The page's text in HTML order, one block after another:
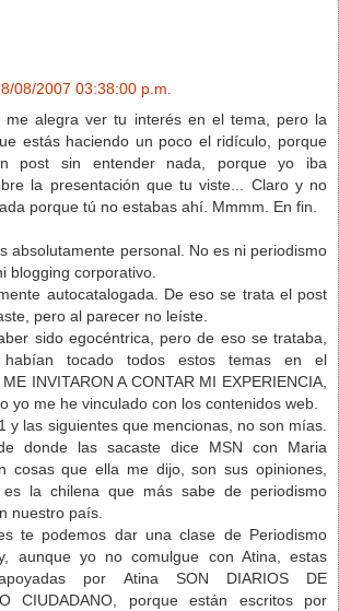
8/08/2007 03:38:00 p.m.
me alegra ver tu interés en el tema, pero la
estás haciendo un poco el ridículo, porque
post sin entender nada, porque yo iba
la presentación que tu viste... Claro y no
porque tú no estabas ahí. Mmmm. En fin.
absolutamente personal. No es ni periodismo
blogging corporativo.
autocatalogada. De eso se trata el post
pero al parecer no leíste.
sido egocéntrica, pero de eso se trataba,
tocado todos estos temas en el
INVITARON A CONTAR MI EXPERIENCIA,
yo me he vinculado con los contenidos web.
y las siguientes que mencionas, no son mías.
donde las sacaste dice MSN con Maria
cosas que ella me dijo, son sus opiniones,
es la chilena que más sabe de periodismo
nuestro país.
te podemos dar una clase de Periodismo
aunque yo no comulgue con Atina, estas
por Atina SON DIARIOS DE
CIUDADANO, porque están escritos por